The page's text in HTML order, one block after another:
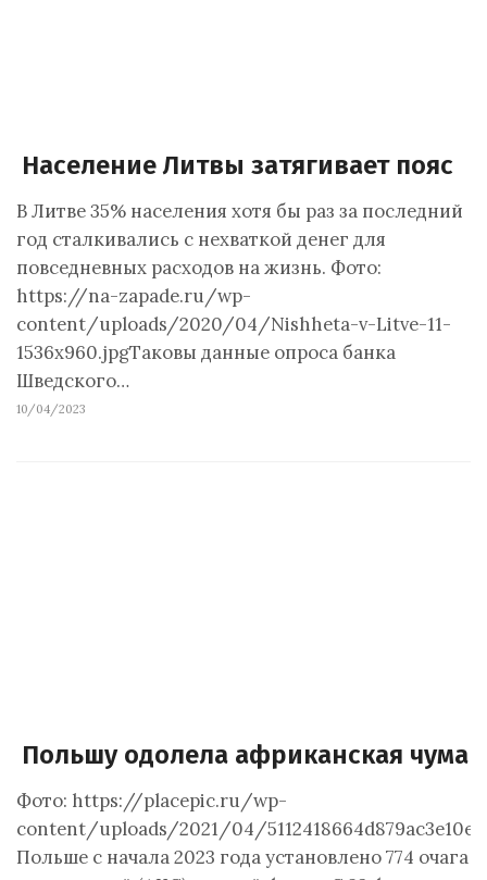
Население Литвы затягивает пояс
В Литве 35% населения хотя бы раз за последний
год сталкивались с нехваткой денег для
повседневных расходов на жизнь. Фото:
https://na-zapade.ru/wp-
content/uploads/2020/04/Nishheta-v-Litve-11-
1536x960.jpgТаковы данные опроса банка
Шведского…
10/04/2023
Польшу одолела африканская чума
Фото: https://placepic.ru/wp-
content/uploads/2021/04/
Польше с начала 2023 года установлено 774 очага